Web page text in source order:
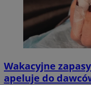
Wakacyjne
apeluje do